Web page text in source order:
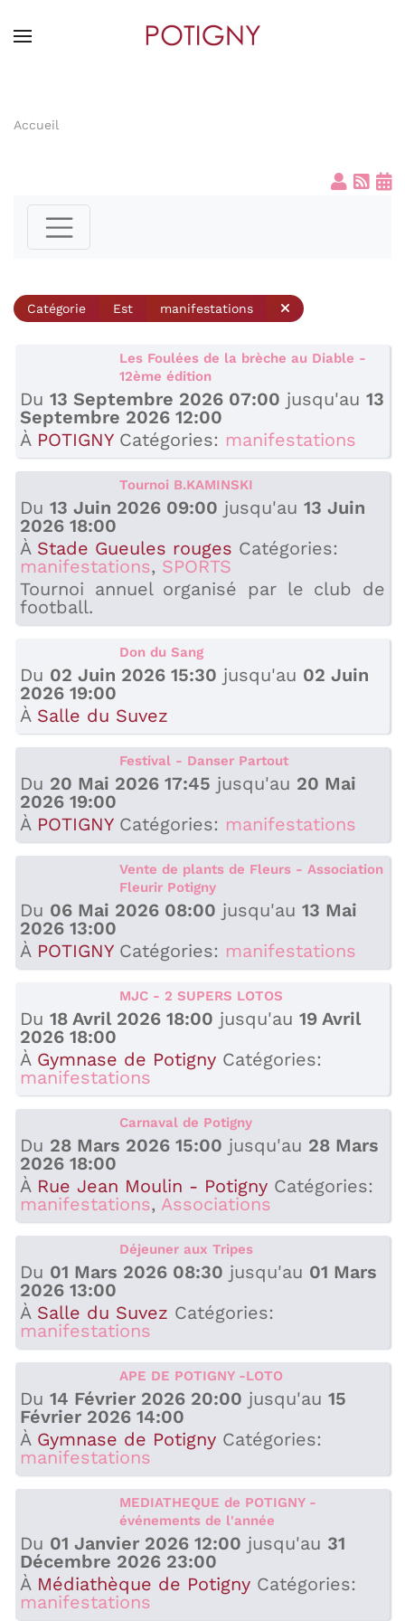
content
Accueil
Catégorie Est manifestations
Les Foulées de la brèche au Diable -
12ème édition
Du13 Septembre 2026 07:00 jusqu'au13
Septembre 2026 12:00
À POTIGNY Catégories: manifestations
Tournoi B.KAMINSKI
Du13 Juin 2026 09:00 jusqu'au13 Juin
2026 18:00
À Stade Gueules rouges Catégories:
manifestations, SPORTS
Tournoi annuel organisé par le club de
football.
Don du Sang
Du 02 Juin 2026 15:30 jusqu'au 02 Juin
2026 19:00
À Salle du Suvez
Festival - Danser Partout
Du 20 Mai 2026 17:45 jusqu'au 20 Mai
2026 19:00
À POTIGNY Catégories: manifestations
Vente de plants de Fleurs - Association
Fleurir Potigny
Du 06 Mai 2026 08:00 jusqu'au13 Mai
2026 13:00
À POTIGNY Catégories: manifestations
MJC - 2 SUPERS LOTOS
Du18 Avril 2026 18:00 jusqu'au19 Avril
2026 18:00
À Gymnase de Potigny Catégories:
manifestations
Carnaval de Potigny
Du 28 Mars 2026 15:00 jusqu'au 28 Mars
2026 18:00
À Rue Jean Moulin - Potigny Catégories:
manifestations, Associations
Déjeuner aux Tripes
Du 01 Mars 2026 08:30 jusqu'au 01 Mars
2026 13:00
À Salle du Suvez Catégories:
manifestations
APE DE POTIGNY -LOTO
Du14 Février 2026 20:00 jusqu'au15
Février 2026 14:00
À Gymnase de Potigny Catégories:
manifestations
MEDIATHEQUE de POTIGNY -
événements de l'année
Du 01 Janvier 2026 12:00 jusqu'au 31
Décembre 2026 23:00
À Médiathèque de Potigny Catégories:
manifestations